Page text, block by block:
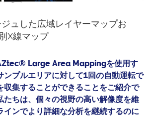
ュした広域レイヤーマップお
X線マップ
Large Area Mappingを使用す
ンプルエリアに対して1回の自動運転で
収集することができることをご紹介で
たちは、個々の視野の高い解像度を維
インでより詳細な分析を継続するのに